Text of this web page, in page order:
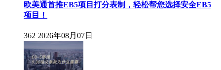
欧美通首推EB5项目打分表制，轻松帮您选择安全EB5
项目！
362 2026年08月07日